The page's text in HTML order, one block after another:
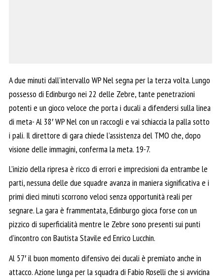
A due minuti dall’intervallo WP Nel segna per la terza volta. Lungo
possesso di Edinburgo nei 22 delle Zebre, tante penetrazioni
potenti e un gioco veloce che porta i ducali a difendersi sulla linea
di meta- Al 38′ WP Nel con un raccogli e vai schiaccia la palla sotto
i pali. Il direttore di gara chiede l’assistenza del TMO che, dopo
visione delle immagini, conferma la meta. 19-7.
L’inizio della ripresa è ricco di errori e imprecisioni da entrambe le
parti, nessuna delle due squadre avanza in maniera significativa e i
primi dieci minuti scorrono veloci senza opportunità reali per
segnare. La gara è frammentata, Edinburgo gioca forse con un
pizzico di superficialità mentre le Zebre sono presenti sui punti
d’incontro con Bautista Stavile ed Enrico Lucchin.
Al 57′ il buon momento difensivo dei ducali è premiato anche in
attacco. Azione lunga per la squadra di Fabio Roselli che si avvicina